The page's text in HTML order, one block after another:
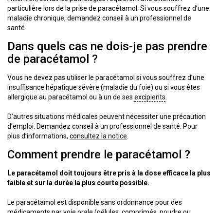
particulière lors de la prise de paracétamol. Si vous souffrez d’une
maladie chronique, demandez conseil à un professionnel de
santé.
Dans quels cas ne dois-je pas prendre
de paracétamol ?
Vous ne devez pas utiliser le paracétamol si vous souffrez d’une
insuffisance hépatique sévère (maladie du foie) ou si vous êtes
allergique au paracétamol ou à un de ses excipients
D’autres situations médicales peuvent nécessiter une précaution
d’emploi. Demandez conseil à un professionnel de santé. Pour
plus d’informations, consultez la notice
Comment prendre le paracétamol ?
Le paracétamol doit toujours être pris à la dose efficace la plus
faible et sur la durée la plus courte possible.
Le paracétamol est disponible sans ordonnance pour des